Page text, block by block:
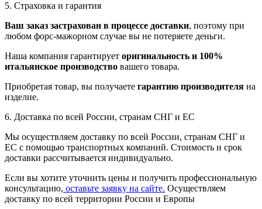
5. Страховка и гарантия
Ваш заказ застрахован в процессе доставки, поэтому при
любом форс-мажорном случае вы не потеряете деньги.
Наша компания гарантирует оригинальность и 100%
итальянское производство вашего товара.
Приобретая товар, вы получаете гарантию производителя на
изделие.
6. Доставка по всей России, странам СНГ и ЕС
Мы осуществляем доставку по всей России, странам СНГ и
ЕС с помощью транспортных компаний. Стоимость и срок
доставки рассчитывается индивидуально.
Если вы хотите уточнить цены и получить профессиональную
консультацию, оставьте заявку на сайте. Осуществляем
доставку по всей территории России и Европы